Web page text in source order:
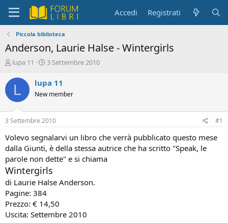
Accedi Registrati
Piccola biblioteca
Anderson, Laurie Halse - Wintergirls
C
e
t
r
e
D
s
c
u
s
s
o
n
lupa 11
D
t
d
i
n
i
i
o
3 Settembre 2010
L lupa 11
New member
3 Settembre 2010 #1
Volevo segnalarvi un libro che verrà pubblicato questo mese
dalla Giunti, è della stessa autrice che ha scritto "Speak, le
parole non dette" e si chiama
Wintergirls
di Laurie Halse Anderson.
Pagine: 384
Prezzo: € 14,50
Uscita: Settembre 2010